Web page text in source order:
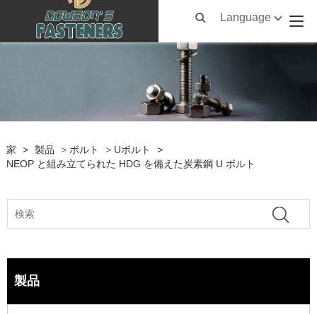
Language
家 > 製品 > ボルト > Uボルト
>
NEOP と組み立てられた HDG を備えた炭素鋼 U ボルト
製品